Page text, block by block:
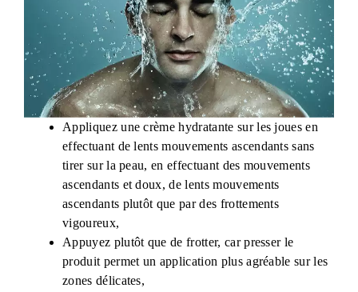
Appliquez une crème hydratante sur les joues en
effectuant de lents mouvements ascendants sans
tirer sur la peau, en effectuant des mouvements
ascendants et doux, de lents mouvements
ascendants plutôt que par des frottements
vigoureux,
Appuyez plutôt que de frotter, car presser le
produit permet un application plus agréable sur les
zones délicates,